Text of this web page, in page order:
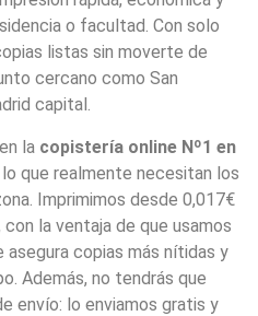
o facultad. Con solo
listas sin moverte de
cercano como San
capital.
la copistería online Nº1 en
que realmente necesitan los
Imprimimos desde 0,017€
la ventaja de que usamos
copias más nítidas y
Además, no tendrás que
envío: lo enviamos gratis y